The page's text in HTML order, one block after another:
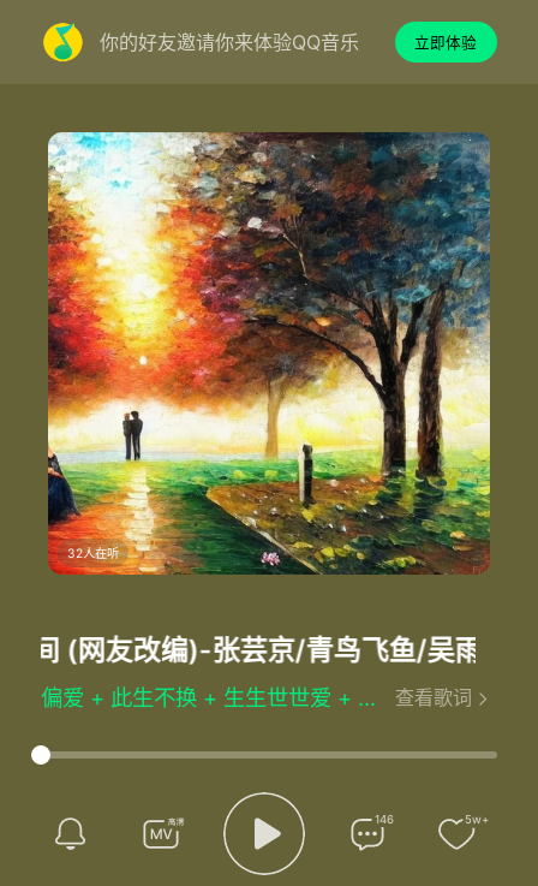
你的好友邀请你来体验QQ音乐 立即体验
32人在听
间 (网友改编)-张芸京/青鸟飞鱼/吴雨霏/胡
偏爱 + 此生不换 + 生生世世爱 + 忘记时间 (网友改编) - 张芸京/青鸟飞鱼/吴雨霏/胡歌
把昨天都作废
现在你在我眼前
如果我错了也承担
认定你就是答案
我不怕谁嘲笑我极端
查看歌词
146 5w+